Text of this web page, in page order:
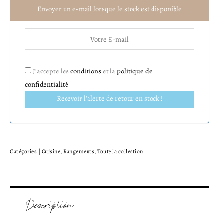
Envoyer un e-mail lorsque le stock est disponible
J'accepte les conditions et lapolitique de
confidentialité
Recevoir l'alerte de retour en stock !
Catégories | Cuisine,Rangements,Toute la collection
Description